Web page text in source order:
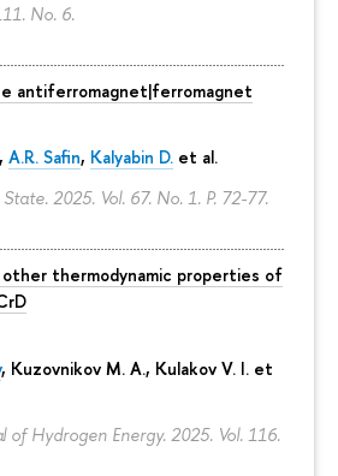
No. 6.
antiferromagnet|ferromagnet
A.R. Safin, Kalyabin D. et al.
2025. Vol. 67. No. 1. P. 72-77.
thermodynamic properties of
, Kuzovnikov M. A., Kulakov V. I. et
of Hydrogen Energy. 2025. Vol. 116.